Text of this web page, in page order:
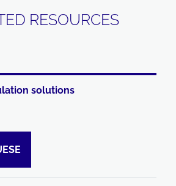
RESOURCES
solutions
DESCRIPTIONS